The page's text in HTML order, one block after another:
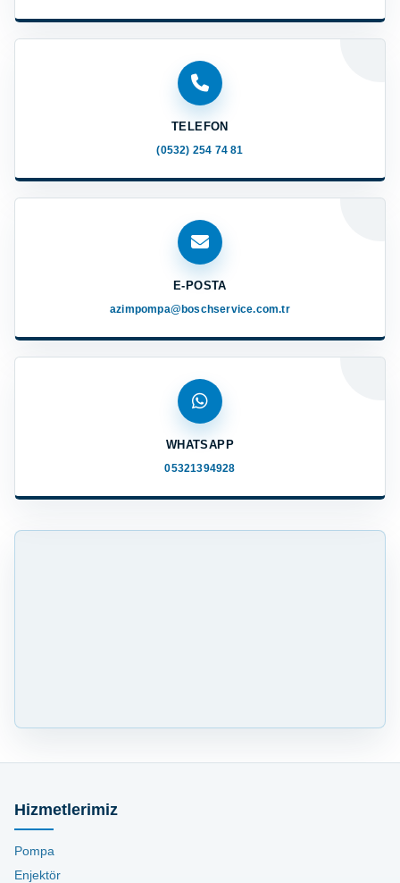
TELEFON
(0532) 254 74 81
E-POSTA
azimpompa@boschservice.com.tr
WHATSAPP
05321394928
Hizmetlerimiz
Pompa
Enjektör